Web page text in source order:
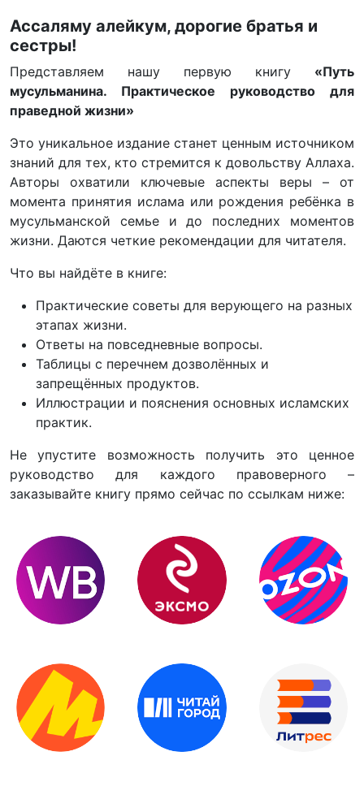
Ассаляму алейкум, дорогие братья и
сестры!
Представляем нашу первую книгу «Путь
мусульманина. Практическое руководство для
праведной жизни»
Это уникальное издание станет ценным источником
знаний для тех, кто стремится к довольству Аллаха.
Авторы охватили ключевые аспекты веры – от
момента принятия ислама или рождения ребёнка в
мусульманской семье и до последних моментов
жизни. Даются четкие рекомендации для читателя.
Что вы найдёте в книге:
Практические советы для верующего на разных
этапах жизни.
Ответы на повседневные вопросы.
Таблицы с перечнем дозволённых и
запрещённых продуктов.
Иллюстрации и пояснения основных исламских
практик.
Не упустите возможность получить это ценное
руководство для каждого правоверного –
заказывайте книгу прямо сейчас по ссылкам ниже: